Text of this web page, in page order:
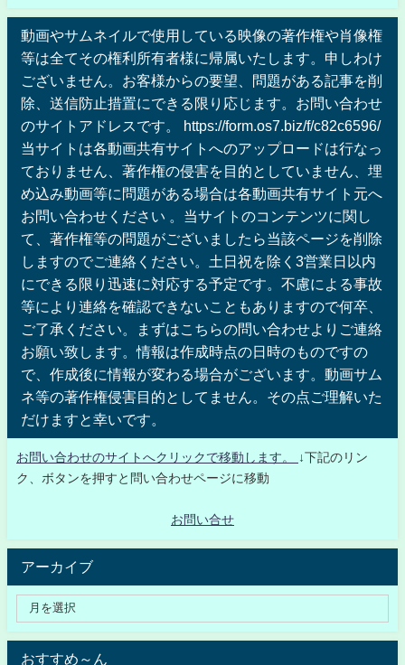
動画やサムネイルで使用している映像の著作権や肖像権
等は全てその権利所有者様に帰属いたします。申しわけ
ございません。お客様からの要望、問題がある記事を削
除、送信防止措置にできる限り応じます。お問い合わせ
のサイトアドレスです。 https://form.os7.biz/f/c82c6596/
当サイトは各動画共有サイトへのアップロードは行なっ
ておりません、著作権の侵害を目的としていません、埋
め込み動画等に問題がある場合は各動画共有サイト元へ
お問い合わせください 。当サイトのコンテンツに関し
て、著作権等の問題がございましたら当該ページを削除
しますのでご連絡ください。土日祝を除く3営業日以内
にできる限り迅速に対応する予定です。不慮による事故
等により連絡を確認できないこともありますので何卒、
ご了承ください。まずはこちらの問い合わせよりご連絡
お願い致します。情報は作成時点の日時のものですの
で、作成後に情報が変わる場合がございます。動画サム
ネ等の著作権侵害目的としてません。その点ご理解いた
だけますと幸いです。
お問い合わせのサイトへクリックで移動します。
↓下記のリン
ク、ボタンを押すと問い合わせページに移動
お問い合せ
アーカイブ
おすすめ～ん